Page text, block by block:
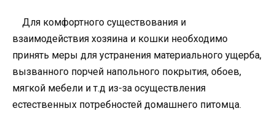
Для комфортного существования и
взаимодействия хозяина и кошки необходимо
принять меры для устранения материального ущерба,
вызванного порчей напольного покрытия, обоев,
мягкой мебели и т.д из-за осуществления
естественных потребностей домашнего питомца.